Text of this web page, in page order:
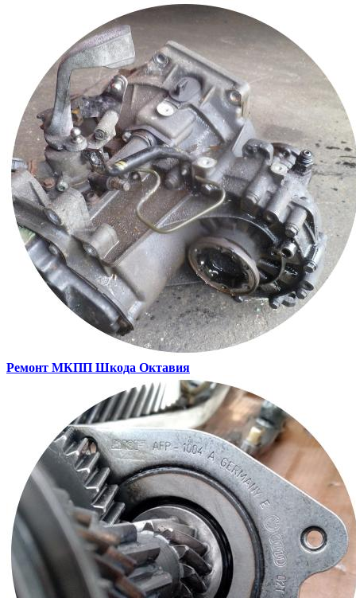
Ремонт МКПП Шкода Октавия